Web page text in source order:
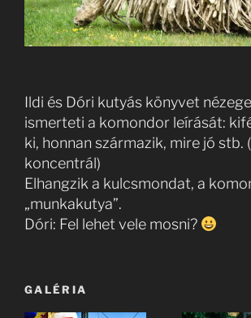
Ildi és Dóri kutyás könyvet
ismerteti a komondor leírását:
ki, honnan származik, mire jó stb.
koncentrál)
Elhangzik a kulcsmondat, a
„munkakutya”.
Dóri: Fel lehet vele mosni?
GALÉRIA